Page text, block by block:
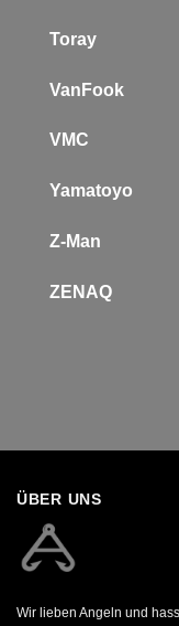
Toray
VanFook
VMC
Yamatoyo
Z-Man
ZENAQ
ÜBER UNS
Wir lieben Angeln und